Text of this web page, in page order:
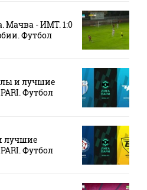
Мачва - ИМТ. 1:0
Футбол
и лучшие
Футбол
лучшие
Футбол